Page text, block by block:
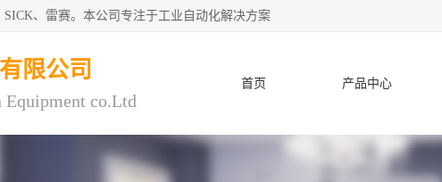
、雷赛。本公司专注于工业自动化解决方案
限公司
Equipment co.Ltd
首页 产品中心